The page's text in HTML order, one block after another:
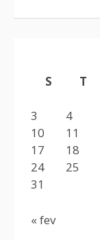
S
T
3
4
10
11
17
18
24
25
31
« fev